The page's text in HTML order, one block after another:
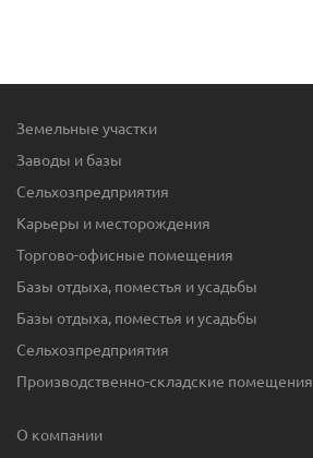
Земельные участки
Заводы и базы
Сельхозпредприятия
Карьеры и месторождения
Торгово-офисные помещения
Базы отдыха, поместья и усадьбы
Базы отдыха, поместья и усадьбы
Сельхозпредприятия
Производственно-складские помещения
О компании